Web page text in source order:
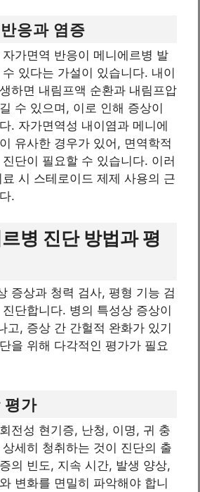
응과 염증
가면역 반응이 메니에르병 발
있다는 가설이 있습니다. 내이
하면 내림프액 순환과 내림프압
수 있으며, 이로 인해 증상이
. 자가면역성 내이염과 메니에
유사한 경우가 있어, 면역학적
단이 필요할 수 있습니다. 이러
시 스테로이드 제제 사용의 근
.
병 진단 방법과 평
증상과 청력 검사, 평형 기능 검
단합니다. 병의 특성상 증상이
고, 증상 간 간헐적 완화가 있기
을 위해 다각적인 평가가 필요
평가
전성 현기증, 난청, 이명, 귀 충
세히 청취하는 것이 진단의 출
의 빈도, 지속 시간, 발생 양상,
변화를 면밀히 파악해야 합니